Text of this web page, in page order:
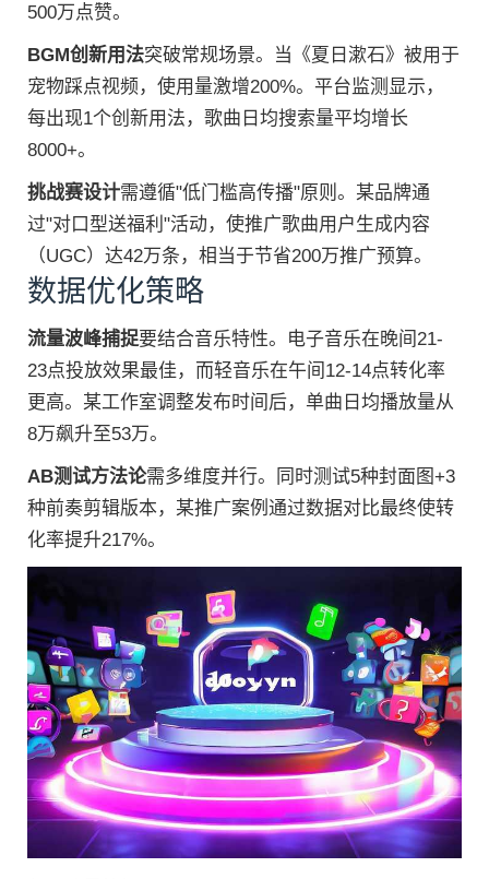
500万点赞。
BGM创新用法突破常规场景。当《夏日漱石》被用于
宠物踩点视频，使用量激增200%。平台监测显示，
每出现1个创新用法，歌曲日均搜索量平均增长
8000+。
挑战赛设计需遵循"低门槛高传播"原则。某品牌通
过"对口型送福利"活动，使推广歌曲用户生成内容
（UGC）达42万条，相当于节省200万推广预算。
数据优化策略
流量波峰捕捉要结合音乐特性。电子音乐在晚间21-
23点投放效果最佳，而轻音乐在午间12-14点转化率
更高。某工作室调整发布时间后，单曲日均播放量从
8万飙升至53万。
AB测试方法论需多维度并行。同时测试5种封面图+3
种前奏剪辑版本，某推广案例通过数据对比最终使转
化率提升217%。